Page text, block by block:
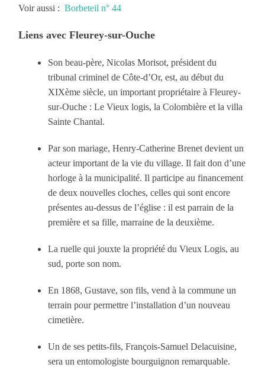
Voir aussi : Borbeteil n° 44
Liens avec Fleurey-sur-Ouche
Son beau-père, Nicolas Morisot, président du
tribunal criminel de Côte-d’Or, est, au début du
XIXème siècle, un important propriétaire à Fleurey-
sur-Ouche : Le Vieux logis, la Colombière et la villa
Sainte Chantal.
Par son mariage, Henry-Catherine Brenet devient un
acteur important de la vie du village. Il fait don d’une
horloge à la municipalité. Il participe au financement
de deux nouvelles cloches, celles qui sont encore
présentes au-dessus de l’église : il est parrain de la
première et sa fille, marraine de la deuxième.
La ruelle qui jouxte la propriété du Vieux Logis, au
sud, porte son nom.
En 1868, Gustave, son fils, vend à la commune un
terrain pour permettre l’installation d’un nouveau
cimetière.
Un de ses petits-fils, François-Samuel Delacuisine,
sera un entomologiste bourguignon remarquable.